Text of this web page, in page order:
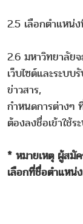
2.5 เลือกต
2.6 มหาวิทยาลัย
เว็บไซต์และระบ
ข่าวสาร,
กำหนดการต่างๆ
ต้องลงชื่อเข้าใช้
* หมายเหตุ ผู้สมั
เลือกที่ชื่อตำแหน่